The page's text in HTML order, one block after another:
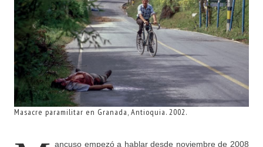
Masacre paramilitar en Granada, Antioquia. 2002.
ancuso empezó a hablar desde noviembre de 2008